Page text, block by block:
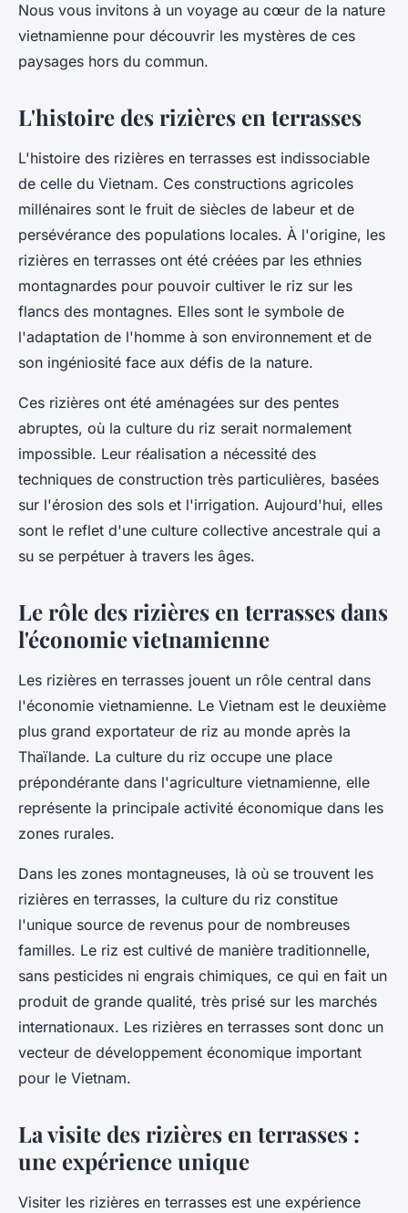
Nous vous invitons à un voyage au cœur de la nature
vietnamienne pour découvrir les mystères de ces
paysages hors du commun.
L'histoire des rizières en terrasses
L'histoire des rizières en terrasses est indissociable
de celle du Vietnam. Ces constructions agricoles
millénaires sont le fruit de siècles de labeur et de
persévérance des populations locales. À l'origine, les
rizières en terrasses ont été créées par les ethnies
montagnardes pour pouvoir cultiver le riz sur les
flancs des montagnes. Elles sont le symbole de
l'adaptation de l'homme à son environnement et de
son ingéniosité face aux défis de la nature.
Ces rizières ont été aménagées sur des pentes
abruptes, où la culture du riz serait normalement
impossible. Leur réalisation a nécessité des
techniques de construction très particulières, basées
sur l'érosion des sols et l'irrigation. Aujourd'hui, elles
sont le reflet d'une culture collective ancestrale qui a
su se perpétuer à travers les âges.
Le rôle des rizières en terrasses dans
l'économie vietnamienne
Les rizières en terrasses jouent un rôle central dans
l'économie vietnamienne. Le Vietnam est le deuxième
plus grand exportateur de riz au monde après la
Thaïlande. La culture du riz occupe une place
prépondérante dans l'agriculture vietnamienne, elle
représente la principale activité économique dans les
zones rurales.
Dans les zones montagneuses, là où se trouvent les
rizières en terrasses, la culture du riz constitue
l'unique source de revenus pour de nombreuses
familles. Le riz est cultivé de manière traditionnelle,
sans pesticides ni engrais chimiques, ce qui en fait un
produit de grande qualité, très prisé sur les marchés
internationaux. Les rizières en terrasses sont donc un
vecteur de développement économique important
pour le Vietnam.
La visite des rizières en terrasses :
une expérience unique
Visiter les rizières en terrasses est une expérience